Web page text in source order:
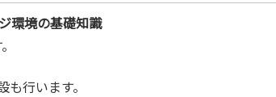
環境の基礎知識
行います。